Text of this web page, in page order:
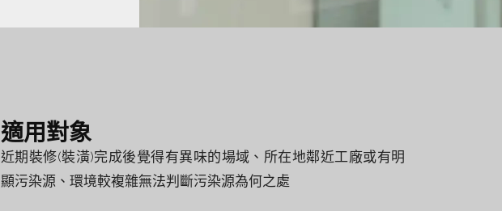
適用對象
近期裝修(裝潢)完成後覺得有異味的場域、所在地鄰近工廠或有明
顯污染源、環境較複雜無法判斷污染源為何之處